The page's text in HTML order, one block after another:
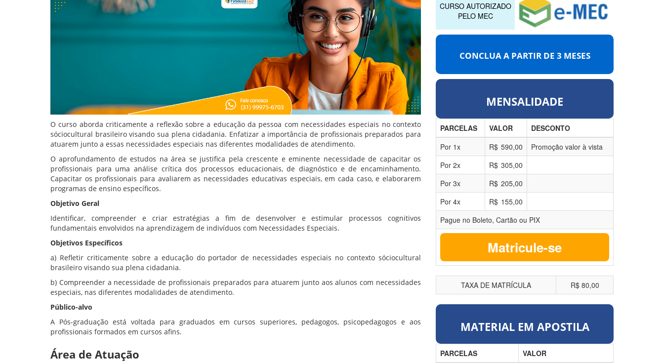
O curso aborda criticamente a reflexão sobre a educação da pessoa com necessidades especiais no contexto
sóciocultural brasileiro visando sua plena cidadania. Enfatizar a importância de profissionais preparados para
atuarem junto a essas necessidades especiais nas diferentes modalidades de atendimento.
O aprofundamento de estudos na área se justifica pela crescente e eminente necessidade de capacitar os
profissionais para uma análise crítica dos processos educacionais, de diagnóstico e de encaminhamento.
Capacitar os profissionais para avaliarem as necessidades educativas especiais, em cada caso, e elaborarem
programas de ensino específicos.
Objetivo Geral
Identificar, compreender e criar estratégias a fim de desenvolver e estimular processos cognitivos
fundamentais envolvidos na aprendizagem de indivíduos com Necessidades Especiais.
Objetivos Específicos
a) Refletir criticamente sobre a educação do portador de necessidades especiais no contexto sóciocultural
brasileiro visando sua plena cidadania.
b) Compreender a necessidade de profissionais preparados para atuarem junto aos alunos com necessidades
especiais, nas diferentes modalidades de atendimento.
Público-alvo
A Pós-graduação está voltada para graduados em cursos superiores, pedagogos, psicopedagogos e aos
profissionais formados em cursos afins.
Área de Atuação
CURSO AUTORIZADO
PELO MEC
CONCLUA A PARTIR DE 3 MESES
MENSALIDADE
PARCELAS VALOR
DESCONTO
Por 1x R$ 590,00
Promoção valor à vista
Por 2x R$ 305,00
Por 3x R$ 205,00
Por 4x R$ 155,00
Pague no Boleto, Cartão ou PIX
Matricule-se
TAXA DE MATRÍCULA R$ 80,00
MATERIAL EM APOSTILA
PARCELAS
VALOR